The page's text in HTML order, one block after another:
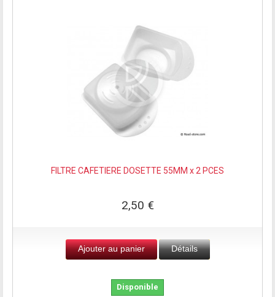
FILTRE CAFETIERE DOSETTE 55MM x 2 PCES
2,50 €
Ajouter au panier Détails
Disponible